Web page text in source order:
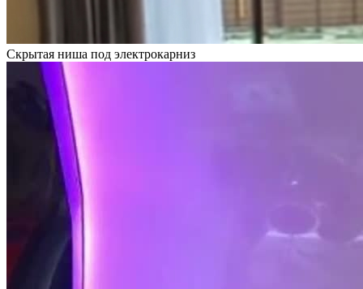
Скрытая ниша под электрокарниз